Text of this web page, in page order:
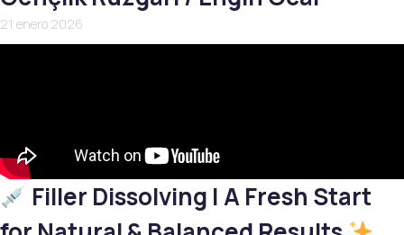
21 enero 2026
Filler Dissolving | A Fresh Start